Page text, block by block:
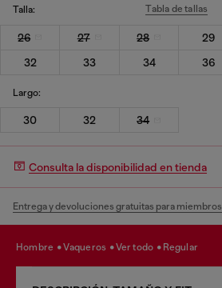
Talla: Tabla de tallas
26 27 28 29
32
33 34 36
Largo:
30 32 34
Consulta la disponibilidad en tienda
Entrega y devoluciones gratuitas para miembros
hombre vaqueros ver todo regular